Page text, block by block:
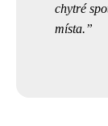
chytré
místa.